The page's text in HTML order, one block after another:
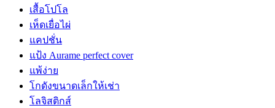
เสื้อโปโล
เห็ดเยื่อไผ่
แคปชั่น
แป้ง Aurame perfect cover
แพ้ง่าย
โกดังขนาดเล็กให้เช่า
โลจิสติกส์